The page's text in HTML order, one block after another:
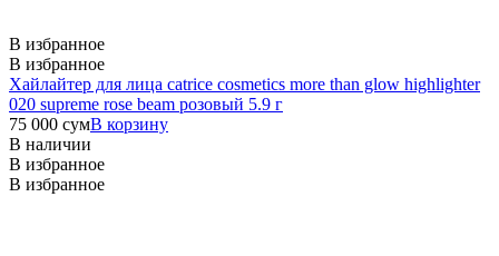
В избранное
В избранное
Хайлайтер для лица catrice cosmetics more than glow highlighter
020 supreme rose beam розовый 5.9 г
75 000 сумВ корзину
В наличии
В избранное
В избранное